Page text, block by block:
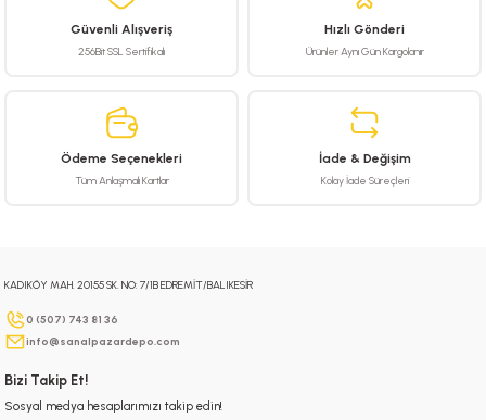
Ürün resmi kalitesiz, bozuk veya görüntülenemiyor.
Ürün bilgilerinde hatalar bulunuyor.
Ürün fiyatı diğer sitelerden daha pahalı.
Bu ürüne benzer farklı alternatifler olmalı.
Güvenli Alışveriş
256Bit SSL Sertifikalı
Hızlı Gönderi
Ürünler Aynı Gün Kargolanır
Ödeme Seçenekleri
Tüm Anlaşmalı Kartlar
İade & Değişim
Kolay İade Süreçleri
KADIKÖY MAH. 20155 SK. NO: 7/1B EDREMİT/BALIKESİR
0 (507) 743 81 36
info@sanalpazardepo.com
Bizi Takip Et!
Sosyal medya hesaplarımızı takip edin!